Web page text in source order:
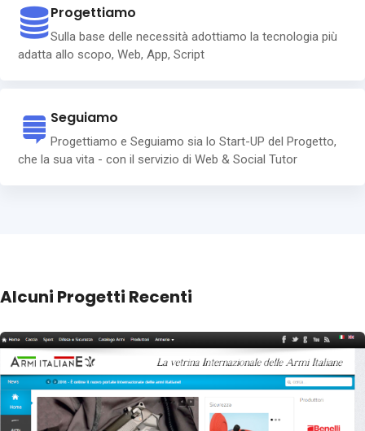
Progettiamo
Sulla base delle necessità adottiamo la tecnologia più
adatta allo scopo, Web, App, Script
Seguiamo
Progettiamo e Seguiamo sia lo Start-UP del Progetto,
che la sua vita - con il servizio di Web & Social Tutor
Alcuni Progetti Recenti